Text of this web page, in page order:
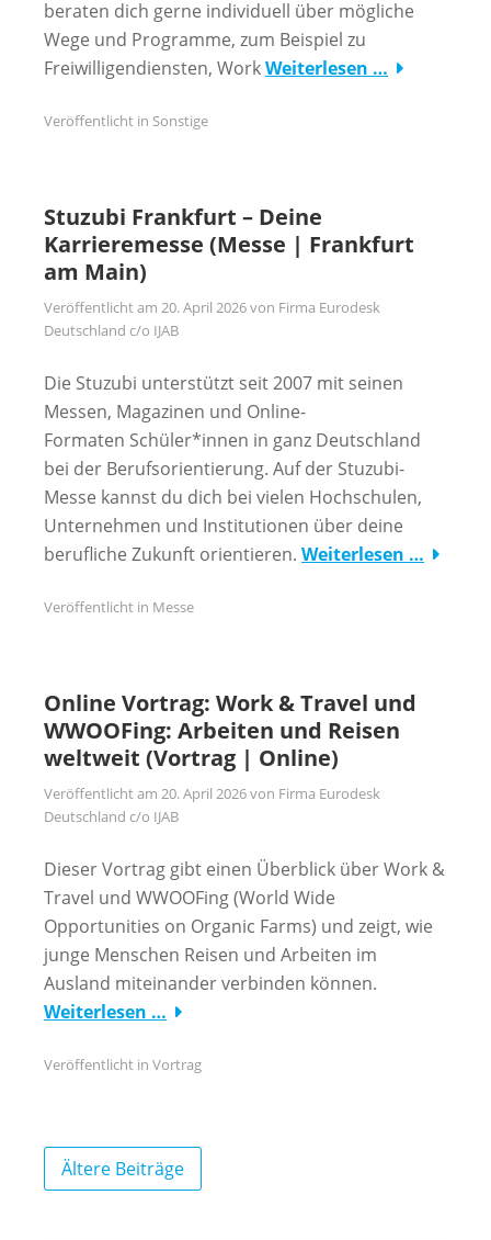
beraten dich gerne individuell über mögliche
Wege und Programme, zum Beispiel zu
Freiwilligendiensten, WorkWeiterlesen …
Veröffentlicht in Sonstige
Stuzubi Frankfurt – Deine
Karrieremesse (Messe | Frankfurt
am Main)
Veröffentlicht am 20. April 2026von Firma Eurodesk
Deutschland c/o IJAB
Die Stuzubi unterstützt seit 2007 mit seinen
Messen, Magazinen und Online-
Formaten Schüler*innen in ganz Deutschland
bei der Berufsorientierung. Auf der Stuzubi-
Messe kannst du dich bei vielen Hochschulen,
Unternehmen und Institutionen über deine
berufliche Zukunft orientieren. Weiterlesen …
Veröffentlicht in Messe
Online Vortrag: Work & Travel und
WWOOFing: Arbeiten und Reisen
weltweit (Vortrag | Online)
Veröffentlicht am 20. April 2026von Firma Eurodesk
Deutschland c/o IJAB
Dieser Vortrag gibt einen Überblick über Work &
Travel und WWOOFing (World Wide
Opportunities on Organic Farms) und zeigt, wie
junge Menschen Reisen und Arbeiten im
Ausland miteinander verbinden können.
Weiterlesen …
Veröffentlicht in Vortrag
Beitragsnavigation
Ältere Beiträge